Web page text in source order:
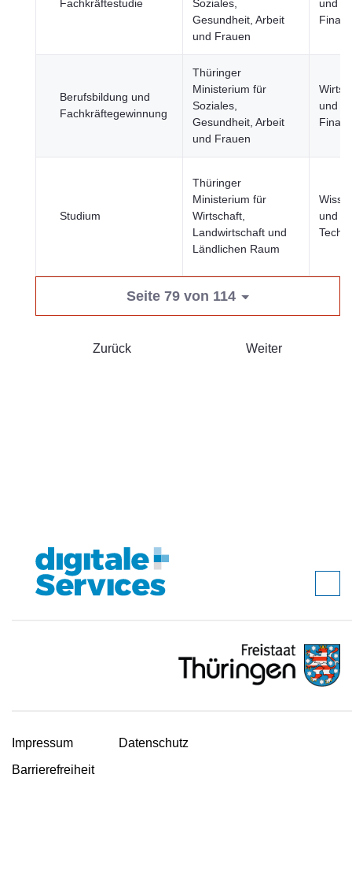
Fachkräftestudie
Soziales,
Gesundheit, Arbeit
und Frauen
und
Berufsbildung und
Fachkräftegewinnung
Thüringer
Ministerium für
Soziales,
Gesundheit, Arbeit
und Frauen
und
Studium
Thüringer
Ministerium für
Wirtschaft,
Landwirtschaft und
Ländlichen Raum
und
Seite 79 von 114
Zurück Weiter
Impressum
Datenschutz
Barrierefreiheit